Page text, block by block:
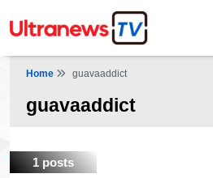
Home guavaaddict
guavaaddict
1 posts